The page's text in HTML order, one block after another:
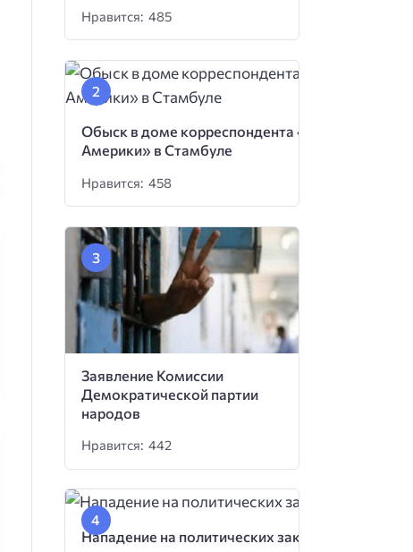
Нравится: 485
Обыск в доме корреспондента «Голоса
Америки» в Стамбуле
Нравится: 458
Заявление Комиссии
Демократической партии
народов
Нравится: 442
Нападение на политических заключенных